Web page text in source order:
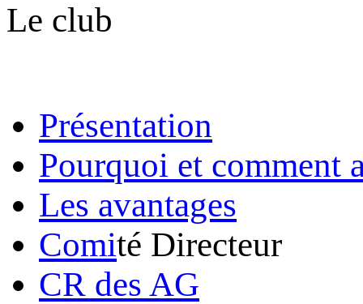
Le club
Présentation
Pourquoi et comment
Les avantages
Comité Directeur
CR des AG